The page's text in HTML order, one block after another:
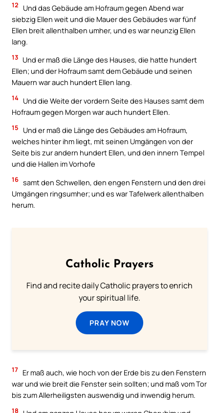
12
Und das Gebäude am Hofraum gegen Abend war
siebzig Ellen weit und die Mauer des Gebäudes war fünf
Ellen breit allenthalben umher, und es war neunzig Ellen
lang.
13 Und er maß die Länge des Hauses, die hatte hundert
Ellen; und der Hofraum samt dem Gebäude und seinen
Mauern war auch hundert Ellen lang.
14 Und die Weite der vordern Seite des Hauses samt dem
Hofraum gegen Morgen war auch hundert Ellen.
15
Und er maß die Länge des Gebäudes am Hofraum,
welches hinter ihm liegt, mit seinen Umgängen von der
Seite bis zur andern hundert Ellen, und den innern Tempel
und die Hallen im Vorhofe
16 samt den Schwellen, den engen Fenstern und den drei
Umgängen ringsumher; und es war Tafelwerk allenthalben
herum.
Catholic Prayers
Find and recite daily Catholic prayers to enrich
your spiritual life.
PRAY NOW
17 Er maß auch, wie hoch von der Erde bis zu den Fenstern
war und wie breit die Fenster sein sollten; und maß vom Tor
bis zum Allerheiligsten auswendig und inwendig herum.
18